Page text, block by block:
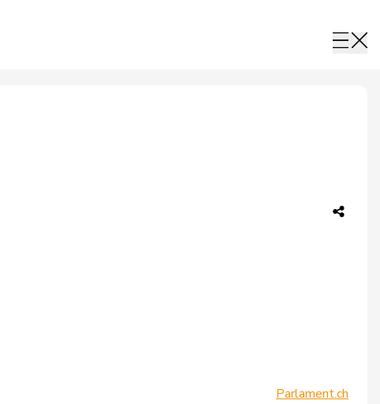
Parlament.ch